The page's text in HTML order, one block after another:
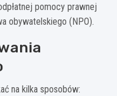
pomocy prawnej
obywatelskiego (NPO).
na kilka sposobów: